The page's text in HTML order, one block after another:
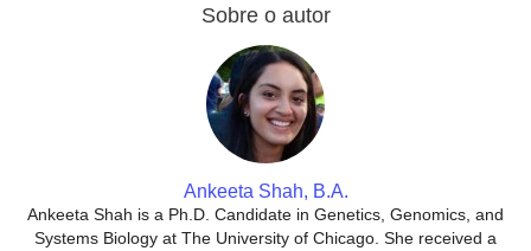
Sobre o autor
Ankeeta Shah, B.A.
Ankeeta Shah is a Ph.D. Candidate in Genetics, Genomics, and
Systems Biology at The University of Chicago. She received a